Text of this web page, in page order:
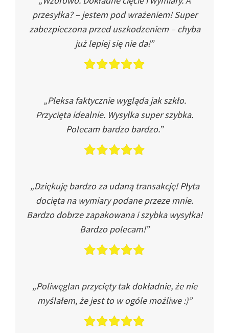
przesyłka? – jestem pod wrażeniem! Super
zabezpieczona przed uszkodzeniem – chyba
już lepiej się nie da!”
„Pleksa faktycznie wygląda jak szkło.
Przycięta idealnie. Wysyłka super szybka.
Polecam bardzo bardzo.”
„Dziękuję bardzo za udaną transakcję! Płyta
docięta na wymiary podane przeze mnie.
Bardzo dobrze zapakowana i szybka wysyłka!
Bardzo polecam!”
„Poliwęglan przycięty tak dokładnie, że nie
myślałem, że jest to w ogóle możliwe :)”